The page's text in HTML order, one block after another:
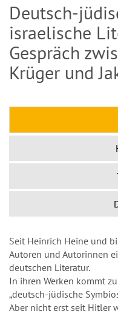
Deutsch-
israelische
Gespräch
Krüger und
Seit Heinrich Heine und
Autoren und Autorinnen
deutschen Literatur.
In ihren Werken kommt
„deutsch-jüdische
Aber nicht erst seit Hitler